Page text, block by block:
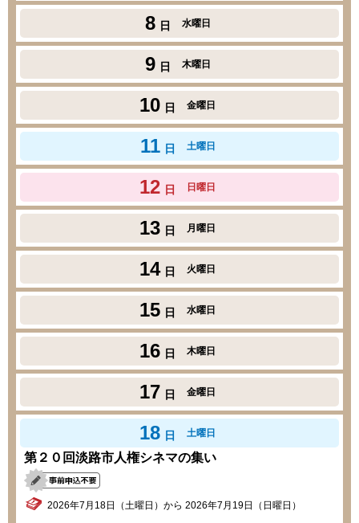
8 日 水曜日
9 日 木曜日
10 日 金曜日
11 日 土曜日
12 日 日曜日
13 日 月曜日
14 日 火曜日
15 日 水曜日
16 日 木曜日
17 日 金曜日
18 日 土曜日
第２０回淡路市人権シネマの集い
2026年7月18日（土曜日）から 2026年7月19日（日曜日）